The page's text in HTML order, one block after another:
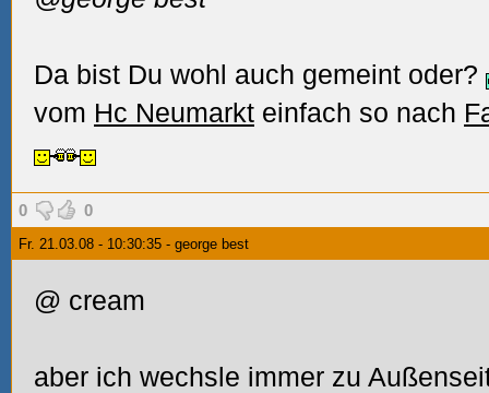
Da bist Du wohl auch gemeint oder?
vom Hc Neumarkt einfach so nach
0 0
Fr. 21.03.08 - 10:30:35 - george best
@ cream
aber ich wechsle immer zu